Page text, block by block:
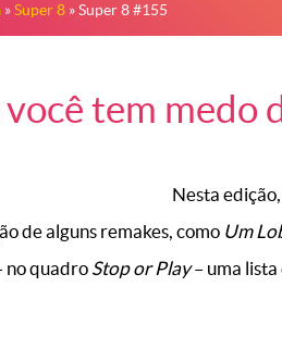
»Super 8 » Super 8 #155
tem medo
Nesta
de alguns remakes, como Um
no quadro Stop or Play– uma lista